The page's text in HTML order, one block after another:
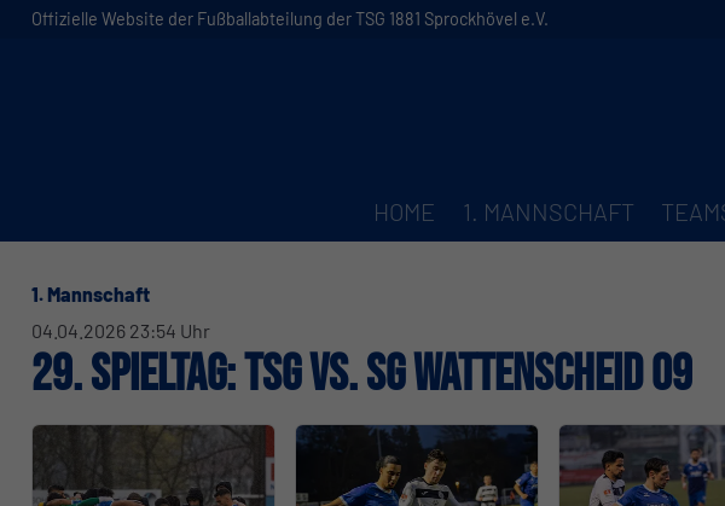
Offizielle Website der Fußballabteilung der TSG 1881 Sprockhövel e.V.
HOME 1. MANNSCHAFT
1. Mannschaft
04.04.2026 23:54 Uhr
29. Spieltag: TSG vs. SG Wattenscheid 09